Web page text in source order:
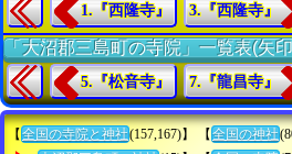
1.『西隆寺』 3.『西隆寺』
「大沼郡三島町の寺院」一覧表(矢
5.『松音寺』 7.『龍昌寺』
【 全国の寺院と神社(157,167)】 【 全国の神社